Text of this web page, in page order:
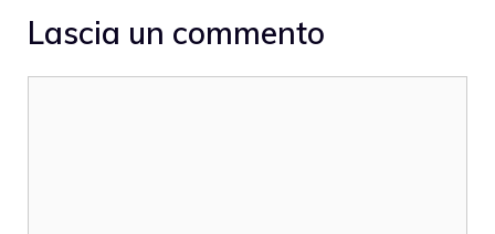
Lascia un commento